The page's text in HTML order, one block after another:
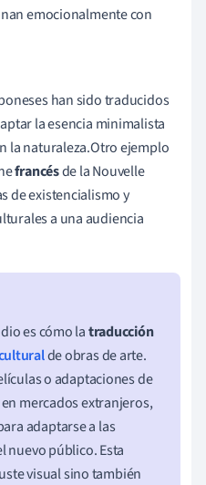
emocionalmente con
han sido traducidos
la esencia minimalista
la naturaleza.Otro ejemplo
francésde la Nouvelle
de existencialismo y
a una audiencia
es cómo latraducción
de obras de arte.
o adaptaciones de
mercados extranjeros,
adaptarse a las
nuevo público. Esta
visual sino también